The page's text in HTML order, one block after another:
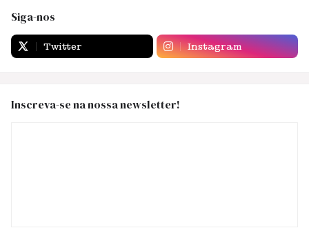
Siga-nos
Twitter Instagram
Inscreva-se na nossa newsletter!